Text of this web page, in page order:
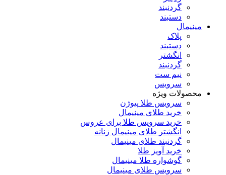
گردنبند
دستبند
مینیمال
پلاک
دستبند
انگشتر
گردنبند
نیم ست
سرویس
محصولات ویژه
سرویس طلا پیوژن
خرید طلای مینیمال
خرید سرویس طلا برای عروس
انگشتر طلای مینیمال زنانه
گردنبند طلای مینیمال
خرید آویز طلا
گوشواره طلا مینیمال
سرویس طلای مینیمال